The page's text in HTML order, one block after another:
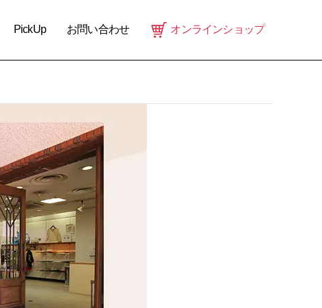
PickUp お問い合わせ オンラインショップ